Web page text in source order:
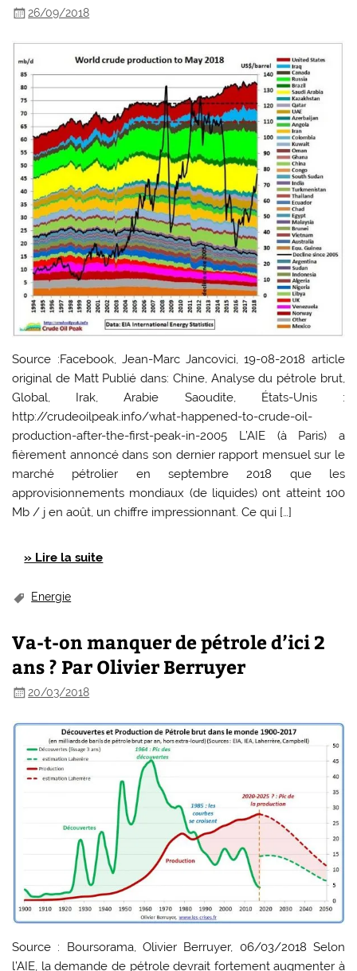
26/09/2018
Source :Facebook, Jean-Marc Jancovici, 19-08-2018 article
original de Matt Publié dans: Chine, Analyse du pétrole brut,
Global, Irak, Arabie Saoudite, États-Unis :
http://crudeoilpeak.info/what-happened-to-crude-oil-
production-after-the-first-peak-in-2005 L’AIE (à Paris) a
fièrement annoncé dans son dernier rapport mensuel sur le
marché pétrolier en septembre 2018 que les
approvisionnements mondiaux (de liquides) ont atteint 100
Mb / j en août, un chiffre impressionnant. Ce qui […]
» Lire la suite
Energie
Va-t-on manquer de pétrole d’ici 2
ans ? Par Olivier Berruyer
20/03/2018
Source : Boursorama, Olivier Berruyer, 06/03/2018 Selon
l’AIE, la demande de pétrole devrait fortement augmenter à